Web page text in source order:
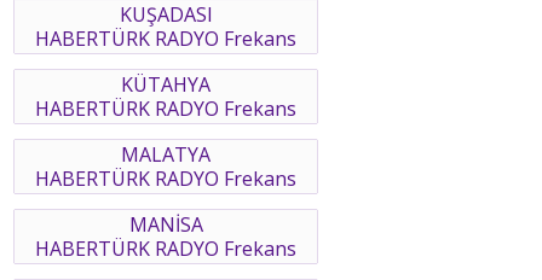
KUŞADASI
HABERTÜRK RADYO Frekans
KÜTAHYA
HABERTÜRK RADYO Frekans
MALATYA
HABERTÜRK RADYO Frekans
MANİSA
HABERTÜRK RADYO Frekans